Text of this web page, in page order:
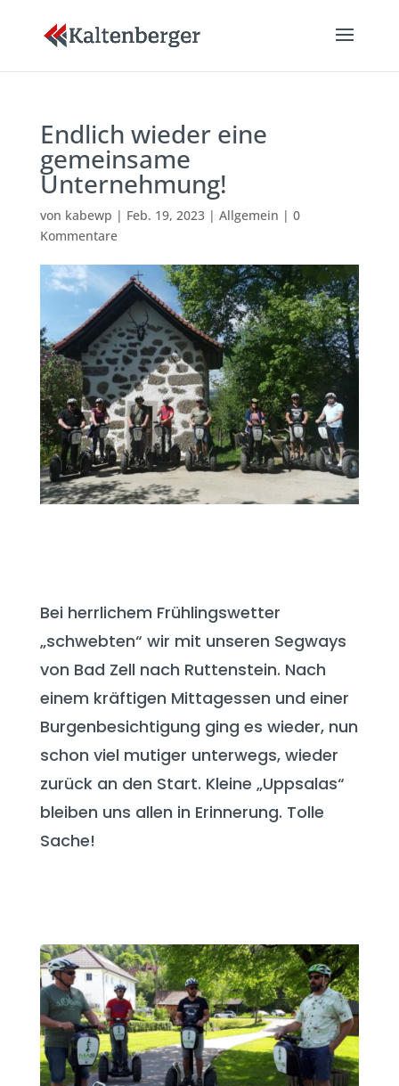
Endlich wieder eine
gemeinsame
Unternehmung!
von kabewp | Feb. 19, 2023| Allgemein | 0
Kommentare
Bei herrlichem Frühlingswetter
„schwebten“ wir mit unseren Segways
von Bad Zell nach Ruttenstein. Nach
einem kräftigen Mittagessen und einer
Burgenbesichtigung ging es wieder, nun
schon viel mutiger unterwegs, wieder
zurück an den Start. Kleine „Uppsalas“
bleiben uns allen in Erinnerung. Tolle
Sache!